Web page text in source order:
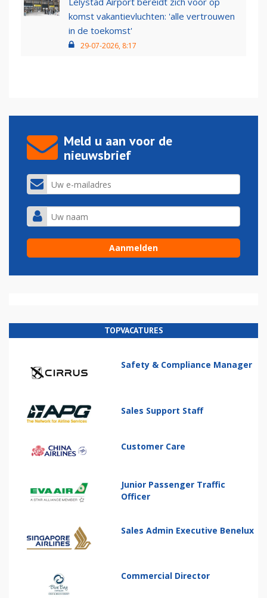
komst vakantievluchten: 'alle vertrouwen
in de toekomst'
29-07-2026, 8:17
Meld u aan voor de
nieuwsbrief
TOPVACATURES
Safety & Compliance Manager
Sales Support Staff
Customer Care
Junior Passenger Traffic
Officer
Sales Admin Executive Benelux
Commercial Director